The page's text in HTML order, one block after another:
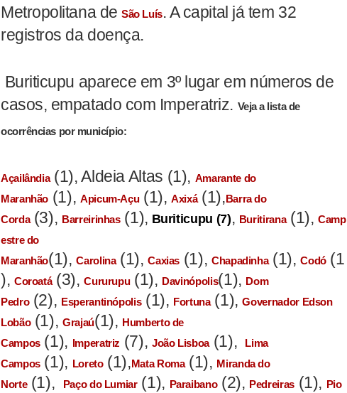
Metropolitana deSão Luís. A capital já tem 32
registros da doença.
Buriticupu aparece em 3º lugar em números de
casos, empatado com Imperatriz. Veja a lista de
ocorrências por município:
Açailândia(1), Aldeia Altas (1), Amarante do
Maranhão (1), Apicum-Açu(1),Axixá(1),Barra do
Corda(3), Barreirinhas(1), Buriticupu (7), Buritirana(1),Camp
estre do
Maranhão(1),Carolina(1),Caxias (1), Chapadinha(1),Codó(1
), Coroatá(3),Cururupu(1), Davinópolis(1), Dom
Pedro(2), Esperantinópolis(1), Fortuna(1),Governador Edson
Lobão(1),Grajaú(1), Humberto de
Campos(1), Imperatriz (7), João Lisboa(1),
Lima
Campos(1), Loreto(1),Mata Roma(1), Miranda do
Norte(1), Paço do Lumiar(1), Paraibano(2), Pedreiras(1), Pio